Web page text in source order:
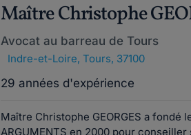
Maître Christophe
Avocat au barreau de Tours
Indre-et-Loire, Tours, 37100
29 années d'expérience
Maître Christophe GEORGES a
ARGUMENTS en 2000 pour